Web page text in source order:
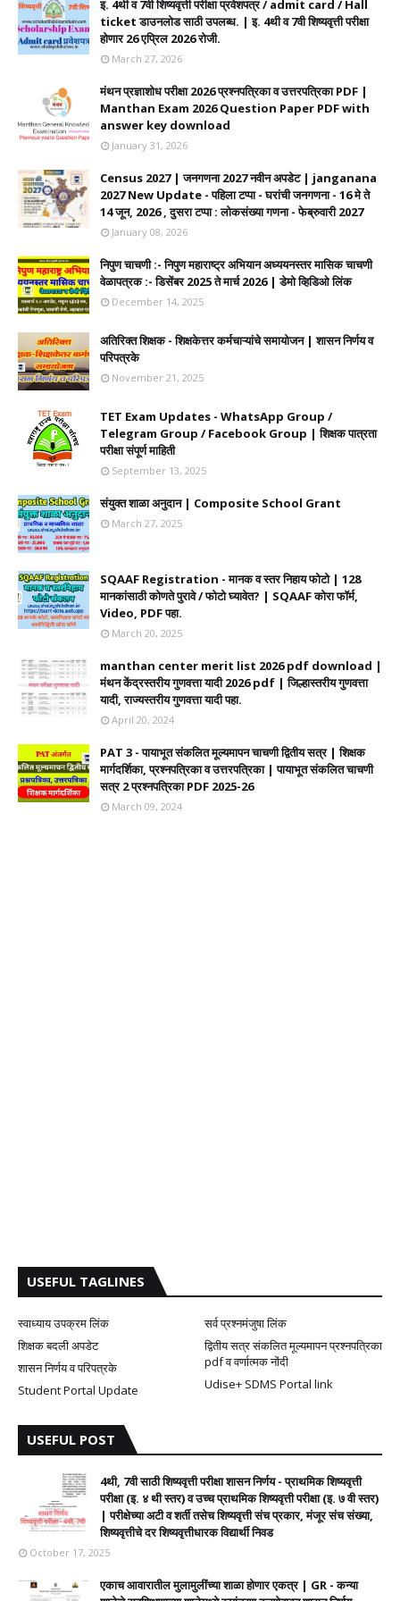
इ. 4थी व 7वी शिष्यवृत्ती परीक्षा प्रवेशपत्र / admit card / Hall
ticket डाउनलोड साठी उपलब्ध. | इ. 4थी व 7वी शिष्यवृत्ती परीक्षा
होणार 26 एप्रिल 2026 रोजी.
March 27, 2026
मंथन प्रज्ञाशोध परीक्षा 2026 प्रश्नपत्रिका व उत्तरपत्रिका PDF |
Manthan Exam 2026 Question Paper PDF with
answer key download
January 31, 2026
Census 2027 | जनगणना 2027 नवीन अपडेट | janganana
2027 New Update - पहिला टप्पा - घरांची जनगणना - 16 मे ते
14 जून, 2026 , दुसरा टप्पा : लोकसंख्या गणना - फेब्रुवारी 2027
January 08, 2026
निपुण चाचणी :- निपुण महाराष्ट्र अभियान अध्ययनस्तर मासिक चाचणी
वेळापत्रक :- डिसेंबर 2025 ते मार्च 2026 | डेमो व्हिडिओ लिंक
December 14, 2025
अतिरिक्त शिक्षक - शिक्षकेत्तर कर्मचाऱ्यांचे समायोजन | शासन निर्णय व
परिपत्रके
November 21, 2025
TET Exam Updates - WhatsApp Group /
Telegram Group / Facebook Group | शिक्षक पात्रता
परीक्षा संपूर्ण माहिती
September 13, 2025
संयुक्त शाळा अनुदान | Composite School Grant
March 27, 2025
SQAAF Registration - मानक व स्तर निहाय फोटो | 128
मानकांसाठी कोणते पुरावे / फोटो घ्यावेत? | SQAAF कोरा फॉर्म,
Video, PDF पहा.
March 20, 2025
manthan center merit list 2026 pdf download |
मंथन केंद्रस्तरीय गुणवत्ता यादी 2026 pdf | जिल्हास्तरीय गुणवत्ता
यादी, राज्यस्तरीय गुणवत्ता यादी पहा.
April 20, 2024
PAT 3 - पायाभूत संकलित मूल्यमापन चाचणी द्वितीय सत्र | शिक्षक
मार्गदर्शिका, प्रश्नपत्रिका व उत्तरपत्रिका | पायाभूत संकलित चाचणी
सत्र 2 प्रश्नपत्रिका PDF 2025-26
March 09, 2024
USEFUL TAGLINES
स्वाध्याय उपक्रम लिंक
सर्व प्रश्नमंजुषा लिंक
शिक्षक बदली अपडेट
द्वितीय सत्र संकलित मूल्यमापन प्रश्नपत्रिका
pdf व वर्णात्मक नोंदी
शासन निर्णय व परिपत्रके
Udise+ SDMS Portal link
Student Portal Update
USEFUL POST
4थी, 7वी साठी शिष्यवृत्ती परीक्षा शासन निर्णय - प्राथमिक शिष्यवृत्ती
परीक्षा (इ. ४ थी स्तर) व उच्च प्राथमिक शिष्यवृत्ती परीक्षा (इ. ७ वी स्तर)
| परीक्षेच्या अटी व शर्ती तसेच शिष्यवृत्ती संच प्रकार, मंजूर संच संख्या,
शिष्यवृत्तीचे दर शिष्यवृत्तीधारक विद्यार्थी निवड
October 17, 2025
एकाच आवारातील मुलामुलींच्या शाळा होणार एकत्र | GR - कन्या